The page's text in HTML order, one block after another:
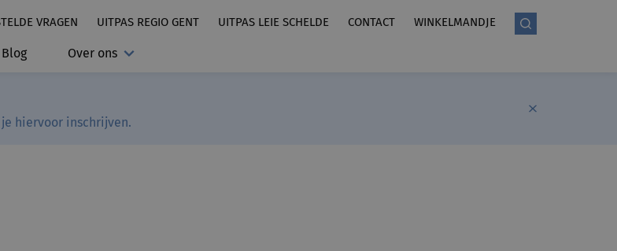
VRAGEN UITPAS REGIO GENT UITPAS LEIE SCHELDE CONTACT WINKELMANDJE
Blog Over ons
je hiervoor inschrijven.